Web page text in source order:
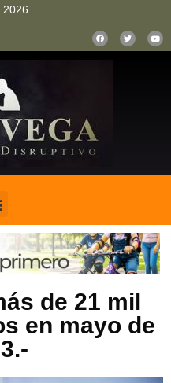
2026
de 21 mil
en mayo de